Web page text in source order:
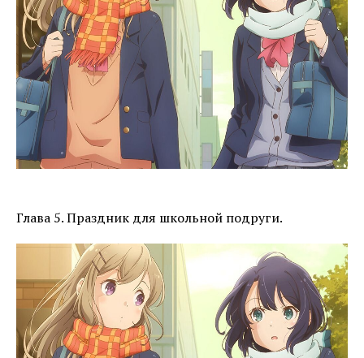
Глава 5. Праздник для школьной подруги.